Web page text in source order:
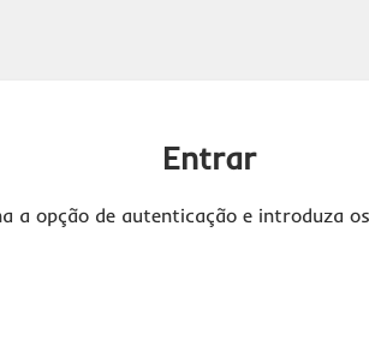
Entrar
a opção de autenticação e introduza